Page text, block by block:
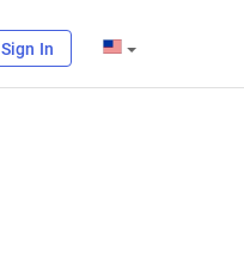
Sign In